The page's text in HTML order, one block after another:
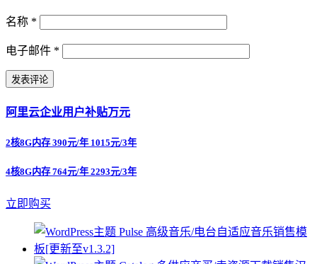
名称 *
电子邮件 *
阿里云企业用户补贴万元
2核8G内存 390元/年 1015元/3年
4核8G内存 764元/年 2293元/3年
立即购买